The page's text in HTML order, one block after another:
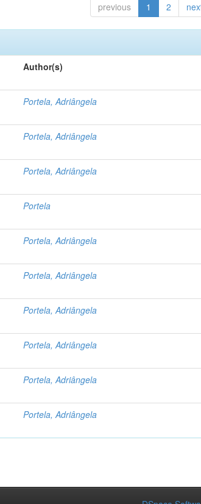
previous 1 2
Author(s)
Portela, Adriângela
Portela, Adriângela
Portela, Adriângela
Portela
Portela, Adriângela
Portela, Adriângela
Portela, Adriângela
Portela, Adriângela
Portela, Adriângela
Portela, Adriângela